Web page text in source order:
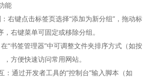
能
右键点击标签页选择“添加为新分组”，拖动标
右键菜单可固定或移除分组。
“书签管理器”中可调整文件夹排序方式（如按
方便快速访问常用网站。
：通过开发者工具的“控制台”输入脚本（如